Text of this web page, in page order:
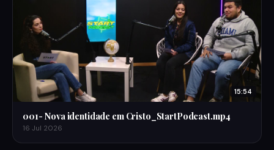
15:54
001- Nova identidade em Cristo_StartPodcast.mp4
16 Jul 2026